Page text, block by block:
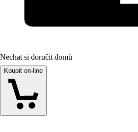
Nechat si doručit domů
Koupit on-line